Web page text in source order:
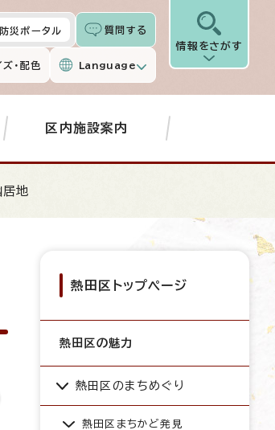
防災ポータル 質問する
・配色 Language
情報をさがす
区内施設案内
地
熱田区トップページ
熱田区の魅力
熱田区のまちめぐり
熱田区まちかど発見